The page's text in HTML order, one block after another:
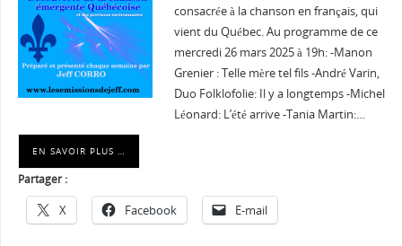
consacrée à la chanson en français, qui
vient du Québec. Au programme de ce
mercredi 26 mars 2025 à 19h: -Manon
Grenier : Telle mère tel fils -André Varin,
Duo Folklofolie: Il y a longtemps -Michel
Léonard: L’été arrive -Tania Martin:…
EN SAVOIR PLUS …
Partager :
X Facebook E-mail